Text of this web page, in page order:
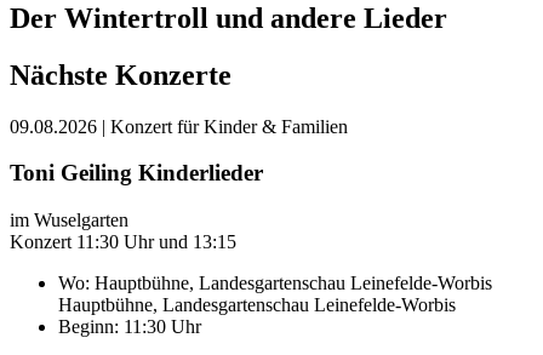
Der Wintertroll und andere Lieder
Nächste Konzerte
09.08.2026 | Konzert für Kinder & Familien
Toni Geiling Kinderlieder
im Wuselgarten
Konzert 11:30 Uhr und 13:15
Wo: Hauptbühne, Landesgartenschau Leinefelde-Worbis
Hauptbühne, Landesgartenschau Leinefelde-Worbis
Beginn: 11:30 Uhr